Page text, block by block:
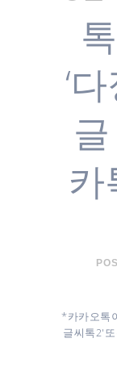
‘
카
* 카카오톡
글씨톡2' 또